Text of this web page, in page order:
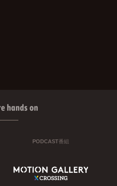
hands on
PODCAST番組